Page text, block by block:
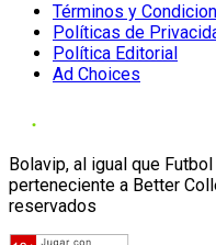
Términos y
Políticas de
Política Editorial
Ad Choices
Bolavip, al igual que
perteneciente a Better
reservados